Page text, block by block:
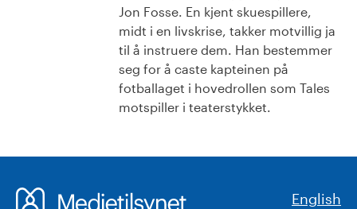
Jon Fosse. En kjent skuespillere,
midt i en livskrise, takker motvillig ja
til å instruere dem. Han bestemmer
seg for å caste kapteinen på
fotballaget i hovedrollen som Tales
motspiller i teaterstykket.
English